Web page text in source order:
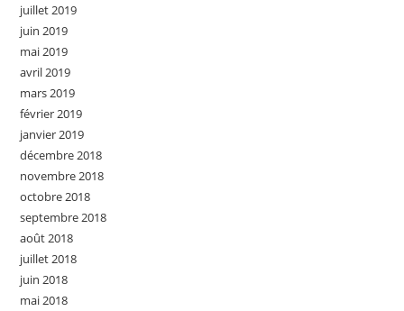
juillet 2019
juin 2019
mai 2019
avril 2019
mars 2019
février 2019
janvier 2019
décembre 2018
novembre 2018
octobre 2018
septembre 2018
août 2018
juillet 2018
juin 2018
mai 2018